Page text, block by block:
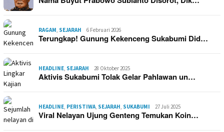
RAGAM, SEJARAH 6 Februari 2026
Terungkap! Gunung Kekenceng Sukabumi Did…
HEADLINE, SEJARAH 28 Oktober 2025
Aktivis Sukabumi Tolak Gelar Pahlawan un…
HEADLINE, PERISTIWA, SEJARAH, SUKABUMI 27 Juli 2025
Viral Nelayan Ujung Genteng Temukan Koin…